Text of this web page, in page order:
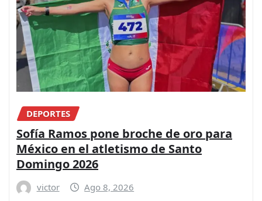
DEPORTES
Sofía Ramos pone broche de oro para
México en el atletismo de Santo
Domingo 2026
victor Ago 8, 2026